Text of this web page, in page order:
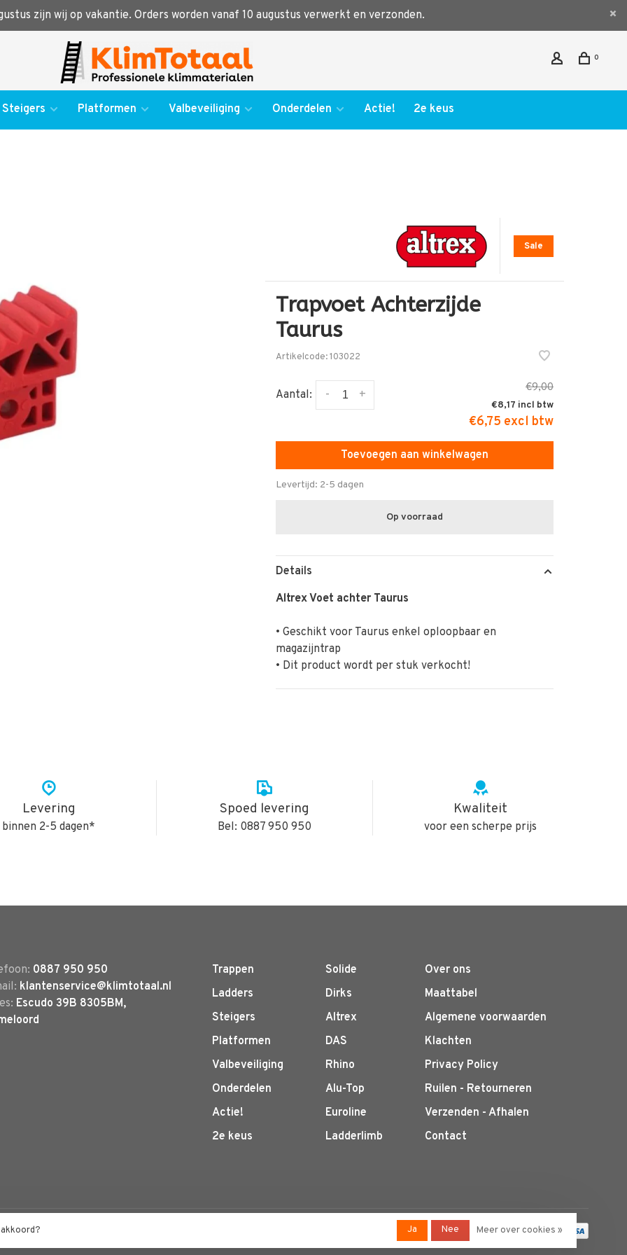
zijn wij op vakantie. Orders worden vanaf 10 augustus verwerkt en verzonden.
0
Steigers Platformen Valbeveiliging Onderdelen Actie! 2e keus
Sale
Trapvoet Achterzijde
Taurus
Artikelcode:103022
Aantal: +
-
€9,00
€8,17
€6,75 excl btw
Toevoegen aan winkelwagen
Levertijd: 2-5 dagen
Op voorraad
Details
Altrex Voet achter Taurus
• Geschikt voor Taurus enkel oploopbaar en
magazijntrap
• Dit product wordt per stuk verkocht!
Levering
binnen 2-5 dagen*
Spoed levering
Bel: 0887 950 950
Kwaliteit
voor een scherpe prijs
0887 950 950
klantenservice@klimtotaal.nl
Escudo 39B 8305BM,
Trappen
Ladders
Steigers
Platformen
Valbeveiliging
Onderdelen
Actie!
2e keus
Solide
Dirks
Altrex
DAS
Rhino
Alu-Top
Euroline
Ladderlimb
Over ons
Maattabel
Algemene voorwaarden
Klachten
Privacy Policy
Ruilen - Retourneren
Verzenden - Afhalen
Contact
Huysmans.me Ja Nee Meer over cookies »